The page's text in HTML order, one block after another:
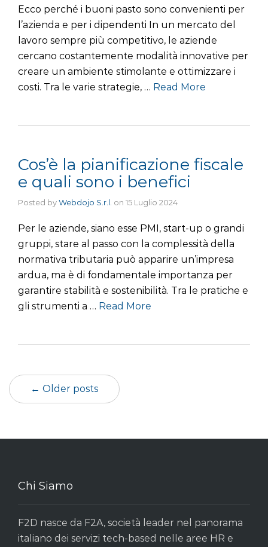
Ecco perché i buoni pasto sono convenienti per
l’azienda e per i dipendenti In un mercato del
lavoro sempre più competitivo, le aziende
cercano costantemente modalità innovative per
creare un ambiente stimolante e ottimizzare i
costi. Tra le varie strategie, … Read More
Cos’è la pianificazione fiscale
e quali sono i benefici
Posted byWebdojo S.r.l. on 15 Luglio 2024
Per le aziende, siano esse PMI, start-up o grandi
gruppi, stare al passo con la complessità della
normativa tributaria può apparire un’impresa
ardua, ma è di fondamentale importanza per
garantire stabilità e sostenibilità. Tra le pratiche e
gli strumenti a … Read More
← Older posts
Chi Siamo
F2D nasce da F2A, società leader nel panorama
italiano dei servizi tech-based nelle aree HR e